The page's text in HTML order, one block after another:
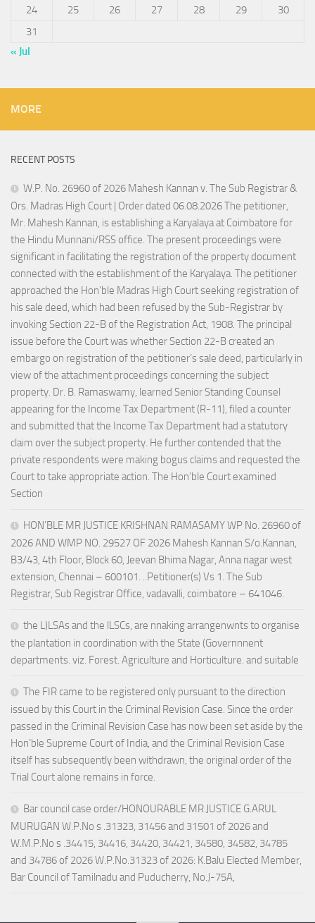
24
25 26 27 28 29
30
31
« Jul
MORE
RECENT POSTS
W.P. No. 26960 of 2026 Mahesh Kannan v. The Sub Registrar &
Ors. Madras High Court | Order dated 06.08.2026 The petitioner,
Mr. Mahesh Kannan, is establishing a Karyalaya at Coimbatore for
the Hindu Munnani/RSS office. The present proceedings were
significant in facilitating the registration of the property document
connected with the establishment of the Karyalaya. The petitioner
approached the Hon’ble Madras High Court seeking registration of
his sale deed, which had been refused by the Sub-Registrar by
invoking Section 22-B of the Registration Act, 1908. The principal
issue before the Court was whether Section 22-B created an
embargo on registration of the petitioner’s sale deed, particularly in
view of the attachment proceedings concerning the subject
property. Dr. B. Ramaswamy, learned Senior Standing Counsel
appearing for the Income Tax Department (R-11), filed a counter
and submitted that the Income Tax Department had a statutory
claim over the subject property. He further contended that the
private respondents were making bogus claims and requested the
Court to take appropriate action. The Hon’ble Court examined
Section
HON’BLE MR JUSTICE KRISHNAN RAMASAMY WP No. 26960 of
2026 AND WMP NO. 29527 OF 2026 Mahesh Kannan S/o.Kannan,
B3/43, 4th Floor, Block 60, Jeevan Bhima Nagar, Anna nagar west
extension, Chennai – 600101. ..Petitioner(s) Vs 1. The Sub
Registrar, Sub Registrar Office, vadavalli, coimbatore – 641046.
the L)LSAs and the lLSCs, are nnaking arrangenwnts to organise
the plantation in coordination with the State (Governnnent
departments. viz. Forest. Agriculture and Horticulture. and suitable
The FIR came to be registered only pursuant to the direction
issued by this Court in the Criminal Revision Case. Since the order
passed in the Criminal Revision Case has now been set aside by the
Hon’ble Supreme Court of India, and the Criminal Revision Case
itself has subsequently been withdrawn, the original order of the
Trial Court alone remains in force.
Bar council case order/HONOURABLE MR.JUSTICE G.ARUL
MURUGAN W.P.No s .31323, 31456 and 31501 of 2026 and
W.M.P.No s .34415, 34416, 34420, 34421, 34580, 34582, 34785
and 34786 of 2026 W.P.No.31323 of 2026: K.Balu Elected Member,
Bar Council of Tamilnadu and Puducherry, No.J-75A,